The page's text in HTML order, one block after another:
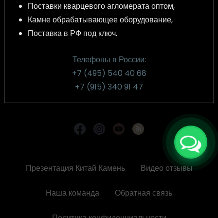
Поставки кварцевого агломерата оптом,
Камне обрабатывающее оборудование,
Поставка в РФ под ключ.
Телефоны в России:
+7 (495) 540 40 68
+7 (915) 340 91 47
FooterПрезентация Китай Камень Видео отзывы
Наша команда Обратная связь